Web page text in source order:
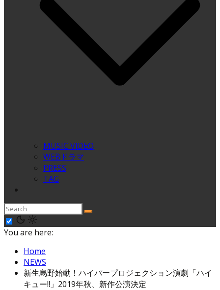
MUSIC VIDEO
WEBドラマ
PRESS
TAG
You are here:
Home
NEWS
新生烏野始動！ハイパープロジェクション演劇「ハイ
キュー!!」2019年秋、新作公演決定